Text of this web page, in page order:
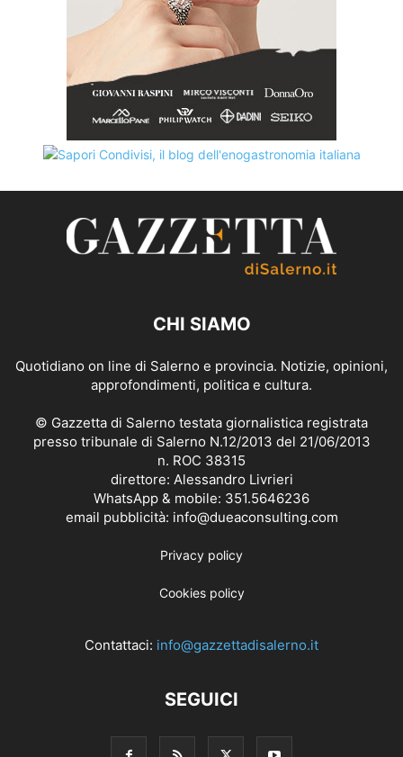
CHI SIAMO
Quotidiano on line di Salerno e provincia. Notizie, opinioni,
approfondimenti, politica e cultura.
© Gazzetta di Salerno testata giornalistica registrata
presso tribunale di Salerno N.12/2013 del 21/06/2013
n. ROC 38315
direttore: Alessandro Livrieri
WhatsApp & mobile: 351.5646236
email pubblicità: info@dueaconsulting.com
Privacy policy
Cookies policy
Contattaci: info@gazzettadisalerno.it
SEGUICI